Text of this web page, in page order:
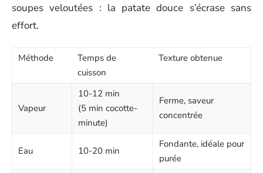
soupes veloutées : la patate douce s’écrase sans
effort.
Méthode
Temps de
cuisson
Texture obtenue
Vapeur
10-12 min
(5 min cocotte-
minute)
Ferme, saveur
concentrée
Eau 10-20 min
Fondante, idéale pour
purée